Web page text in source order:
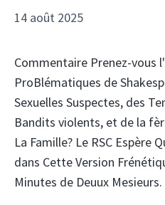
14 août 2025
Commentaire Prenez-vous
ProBlématiques de
Sexuelles Suspectes, des
Bandits violents, et de la
La Famille? Le RSC Espère
dans Cette Version
Minutes de Deuux Mesieurs.